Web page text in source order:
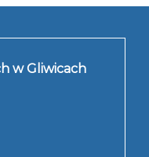
w Gliwicach